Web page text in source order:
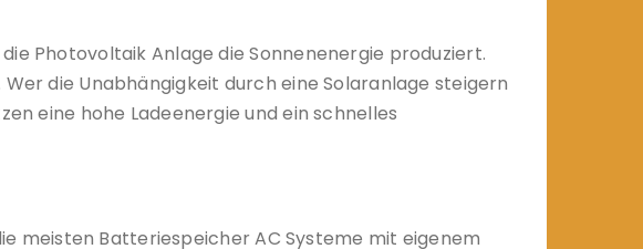
Photovoltaik Anlage die Sonnenenergie produziert.
die Unabhängigkeit durch eine Solaranlage steigern
eine hohe Ladeenergie und ein schnelles
meisten Batteriespeicher AC Systeme mit eigenem